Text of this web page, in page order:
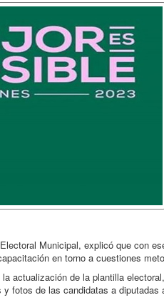
Municipal, explicó que con
en torno a cuestiones
actualización de la plantilla
fotos de las candidatas a diputadas